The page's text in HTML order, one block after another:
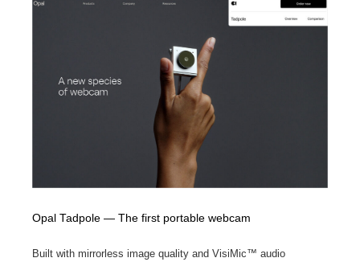
Opal Tadpole — The first portable webcam
Built with mirrorless image quality and VisiMic™ audio